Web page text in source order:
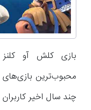
محبوب‌ترین
چند سال اخیر